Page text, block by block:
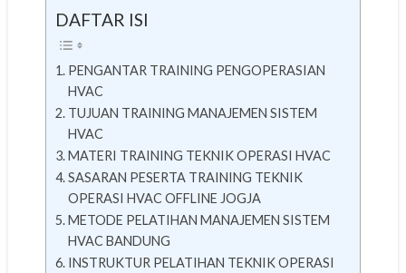
DAFTAR ISI
PENGANTAR TRAINING PENGOPERASIAN
HVAC
TUJUAN TRAINING MANAJEMEN SISTEM
HVAC
MATERI TRAINING TEKNIK OPERASI HVAC
SASARAN PESERTA TRAINING TEKNIK
OPERASI HVAC OFFLINE JOGJA
METODE PELATIHAN MANAJEMEN SISTEM
HVAC BANDUNG
INSTRUKTUR PELATIHAN TEKNIK OPERASI